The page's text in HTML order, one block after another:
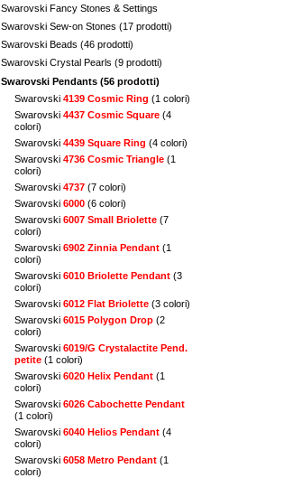
Swarovski Fancy Stones & Settings
Swarovski Sew-on Stones (17 prodotti)
Swarovski Beads (46 prodotti)
Swarovski Crystal Pearls (9 prodotti)
Swarovski Pendants (56 prodotti)
Swarovski 4139 Cosmic Ring (1 colori)
Swarovski 4437 Cosmic Square (4
colori)
Swarovski 4439 Square Ring (4 colori)
Swarovski 4736 Cosmic Triangle (1
colori)
Swarovski 4737 (7 colori)
Swarovski 6000 (6 colori)
Swarovski 6007 Small Briolette (7
colori)
Swarovski 6902 Zinnia Pendant (1
colori)
Swarovski 6010 Briolette Pendant (3
colori)
Swarovski 6012 Flat Briolette (3 colori)
Swarovski 6015 Polygon Drop (2
colori)
Swarovski 6019/G Crystalactite Pend.
petite (1 colori)
Swarovski 6020 Helix Pendant (1
colori)
Swarovski 6026 Cabochette Pendant
(1 colori)
Swarovski 6040 Helios Pendant (4
colori)
Swarovski 6058 Metro Pendant (1
colori)